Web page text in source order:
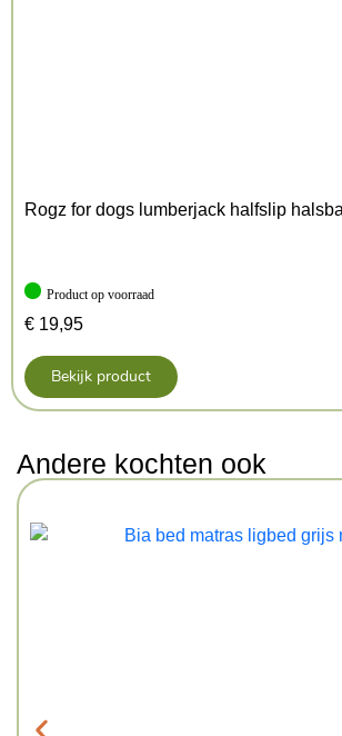
Rogz for dogs lumberjack halfslip
Product op voorraad
€ 19,95
Bekijk product
Andere kochten ook